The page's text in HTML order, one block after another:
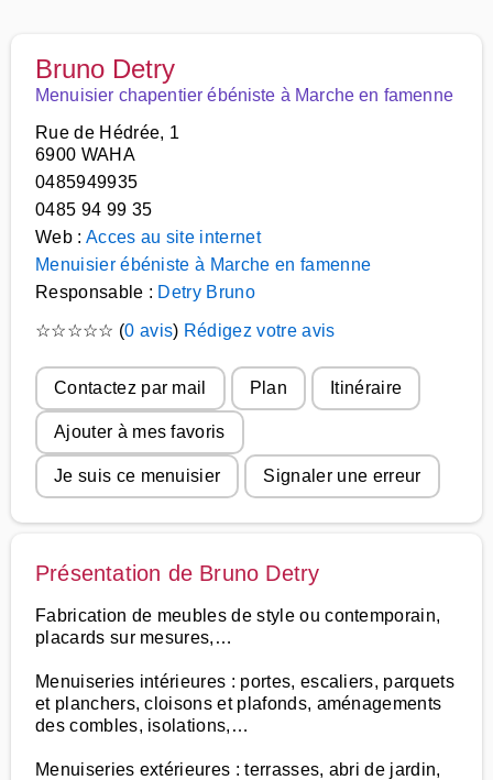
Bruno Detry
Menuisier chapentier ébéniste à Marche en famenne
Rue de Hédrée, 1
6900 WAHA
0485949935
0485 94 99 35
Web : Acces au site internet
Menuisier ébéniste à Marche en famenne
Responsable : Detry Bruno
☆☆☆☆☆ (0 avis) Rédigez votre avis
Contactez par mail Plan Itinéraire
Ajouter à mes favoris
Je suis ce menuisier Signaler une erreur
Présentation de Bruno Detry
Fabrication de meubles de style ou contemporain,
placards sur mesures,…
Menuiseries intérieures : portes, escaliers, parquets
et planchers, cloisons et plafonds, aménagements
des combles, isolations,…
Menuiseries extérieures : terrasses, abri de jardin,